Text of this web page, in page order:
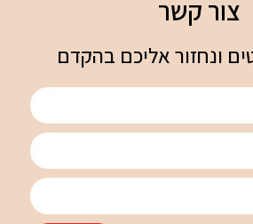
צור קשר
ונחזור אליכם בהקדם